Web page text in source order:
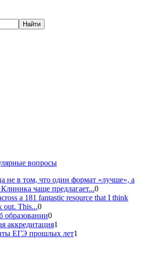
Найти
вопросы
не в том, что один формат «лучше», а
чаще предлагает...0
a 181 fantastic resource that I think
out. This...0
образовании0
аккредитация1
ЕГЭ прошлых лет1